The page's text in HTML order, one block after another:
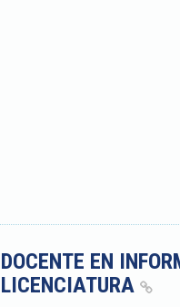
DOCENTE EN
LICENCIATURA